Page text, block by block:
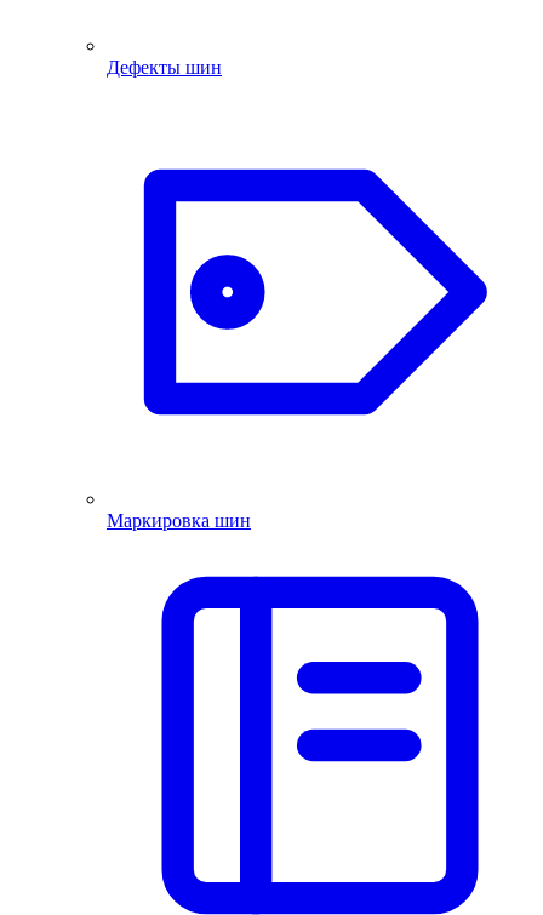
Дефекты шин
Маркировка шин